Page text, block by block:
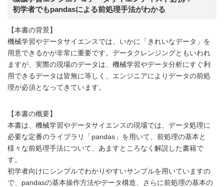
初学者でもpandasによる前処理手法がわかる
【本書の背景】
機械学習やデータサイエンスでは、いかに「きれいなデータ」を
用意できるかが非常に重要です。データクレンジングともいわれ
ますが、実際の現場のデータは、機械学習やデータ分析にすぐ利
用できるデータは皆無に等しく、エンジニアによりデータの前処
理が必須となってきています。
【本書の概要】
本書は、機械学習やデータサイエンスの現場では、データ処理に
必要な定番のライブラリ「pandas」を用いて、前処理の基本と
様々な前処理手法について、あますところなく解説した書籍で
す。
初学者向けにシンプルでわかりやすいサンプルを用いていますの
で、pandasの基本操作方法やデータ構造、さらに前処理の基本の